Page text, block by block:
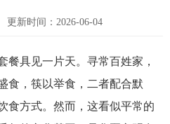
更新时间：2026-06-04
餐具见一片天。寻常百姓家，
食，筷以举食，二者配合默
食方式。然而，这看似平常的